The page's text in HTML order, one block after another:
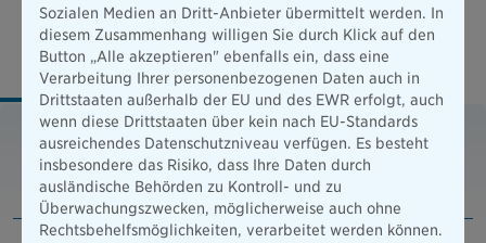
Unsere Tarife – Ihre Wahl
Komfort Prestige
Komfort
Erweiterter Schutz
Sozialen Medien an Dritt-Anbieter übermittelt werden. In
diesem Zusammenhang willigen Sie durch Klick auf den
Button „Alle akzeptieren" ebenfalls ein, dass eine
Verarbeitung Ihrer personenbezogenen Daten auch in
Drittstaaten außerhalb der EU und des EWR erfolgt, auch
wenn diese Drittstaaten über kein nach EU-Standards
ausreichendes Datenschutzniveau verfügen. Es besteht
insbesondere das Risiko, dass Ihre Daten durch
ausländische Behörden zu Kontroll- und zu
Überwachungszwecken, möglicherweise auch ohne
Rechtsbehelfsmöglichkeiten, verarbeitet werden können.